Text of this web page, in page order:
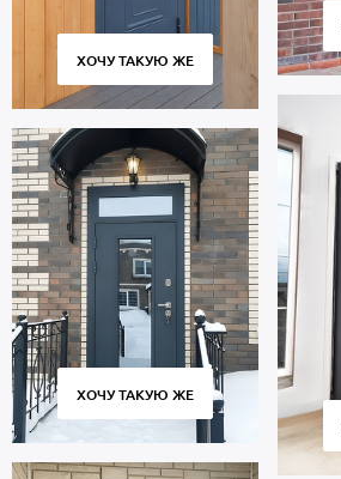
ХОЧУ ТАКУЮ ЖЕ
ХОЧУ ТАКУЮ ЖЕ